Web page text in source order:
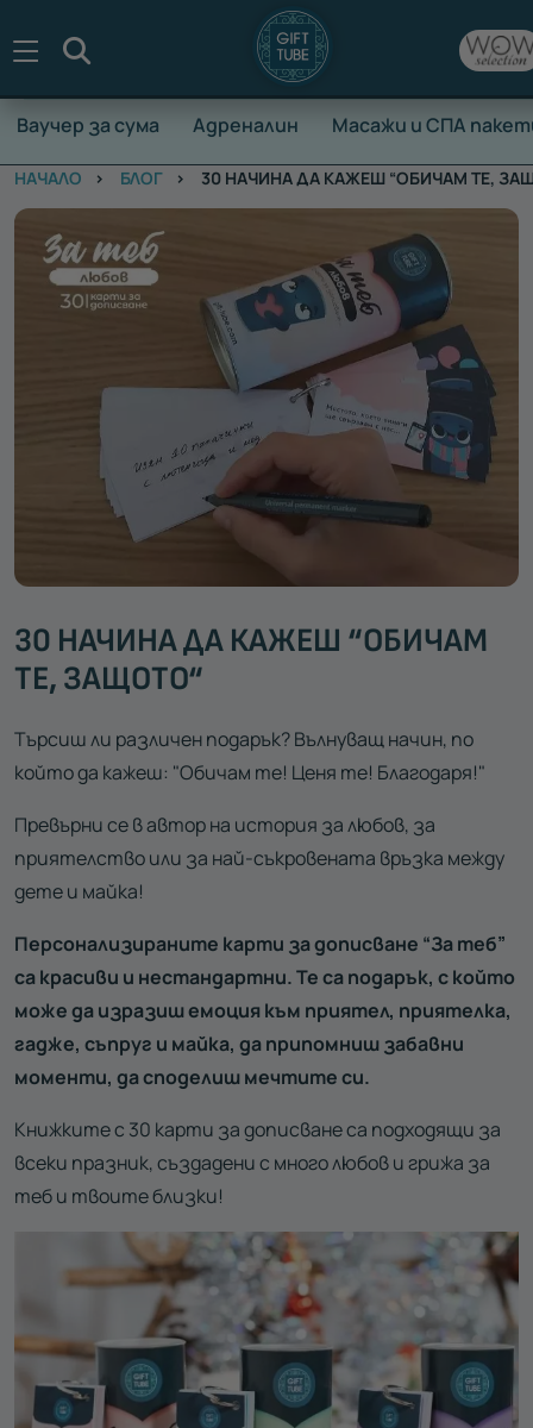
Ваучер за сума Адреналин Масажи и СПА
НАЧАЛО БЛОГ 30 НАЧИНА ДА КАЖЕШ “ОБИЧАМ ТЕ,
30 НАЧИНА ДА КАЖЕШ “ОБИЧАМ
ТЕ, ЗАЩОТО“
Търсиш ли различен подарък? Вълнуващ начин, по
който да кажеш: "Обичам те! Ценя те! Благодаря!"
Превърни се в автор на история за любов, за
приятелство или за най-съкровената връзка между
дете и майка!
Персонализираните карти за дописване “За теб”
са красиви и нестандартни. Те са подарък, с който
може да изразиш емоция към приятел, приятелка,
гадже, съпруг и майка, да припомниш забавни
моменти, да споделиш мечтите си.
Книжките с 30 карти за дописване са подходящи за
всеки празник, създадени с много любов и грижа за
теб и твоите близки!